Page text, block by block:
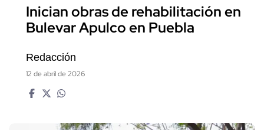
Inician obras de rehabilitación en
Bulevar Apulco en Puebla
Redacción
12 de abril de 2026